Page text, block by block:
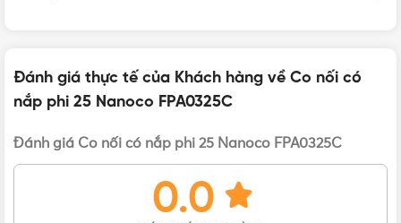
Mặt trước của Co nối có nắp cho ống Ø25 Nanoco FPA0325C
Thông số kỹ thuật của Co nối D16 FPA0325C
Co nối có nắp
Đánh giá thực tế của Khách hàng về Co nối có
nắp phi 25 Nanoco FPA0325C
Đánh giá Co nối có nắp phi 25 Nanoco FPA0325C
0.0